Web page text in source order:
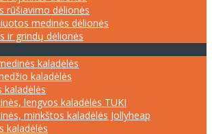
rūšiavimo dėlionės
medinės dėlionės
ir grindų dėlionės
kaladėlės
kaladėlės
kaladėlės
lengvos kaladėlės TUKI
minkštos kaladėlės Jollyheap
kaladėlės